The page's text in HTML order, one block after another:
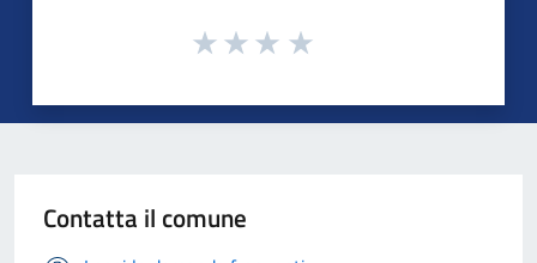
Contatta il comune